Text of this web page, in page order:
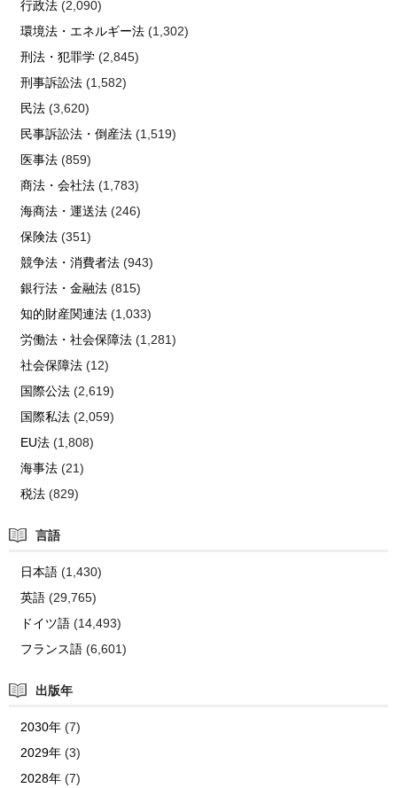
行政法(2,090)
環境法・エネルギー法(1,302)
刑法・犯罪学(2,845)
刑事訴訟法(1,582)
民法(3,620)
民事訴訟法・倒産法(1,519)
医事法(859)
商法・会社法(1,783)
海商法・運送法(246)
保険法(351)
競争法・消費者法(943)
銀行法・金融法(815)
知的財産関連法(1,033)
労働法・社会保障法(1,281)
社会保障法(12)
国際公法(2,619)
国際私法(2,059)
EU法(1,808)
海事法(21)
税法(829)
言語
日本語(1,430)
英語(29,765)
ドイツ語(14,493)
フランス語(6,601)
出版年
2030年(7)
2029年(3)
2028年(7)